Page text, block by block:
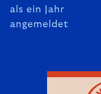
als ein Jahr
angemeldet